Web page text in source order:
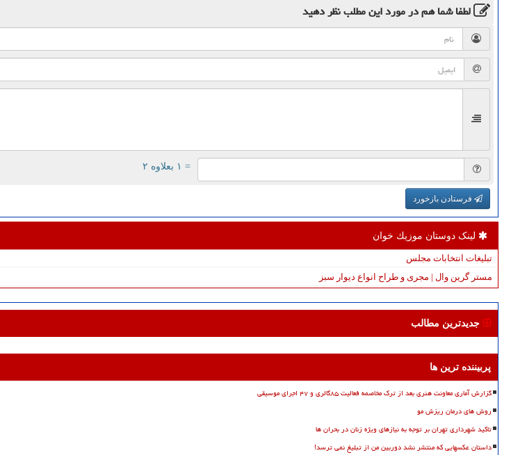
لطفا شما همدر مورد این مطلبنظر دهید
= ۱ بعلاوه ۲
فرستادن بازخورد
لینک دوستان موزیك خوان
تبلیغات انتخابات مجلس
مستر گرین وال | مجری و طراح انواع دیوار سبز
جدیدترین مطالب
پربیننده ترین ها
گزارش آماری معاونت هنری بعد از ترک مخاصمه فعالیت ۸۵گالری و ۴۷ اجرای موسیقی
روش های درمان ریزش مو
تاکید شهرداری تهران بر توجه به نیازهای ویژه زنان در بحران ها
داستان عکسهایی که منتشر نشد دوربین من از تبلیغ نمی ترسد!